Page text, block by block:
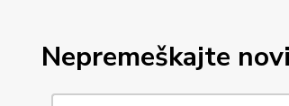
Nepremeškajte